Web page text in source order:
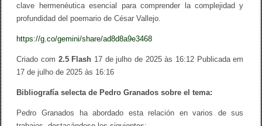
clave hermenéutica esencial para comprender la complejidad y
profundidad del poemario de César Vallejo.
https://g.co/gemini/share/ad8d8a9e3468
Criado com 2.5 Flash 17 de julho de 2025 às 16:12 Publicada em
17 de julho de 2025 às 16:16
Bibliografía selecta de Pedro Granados sobre el tema:
Pedro Granados ha abordado esta relación en varios de sus